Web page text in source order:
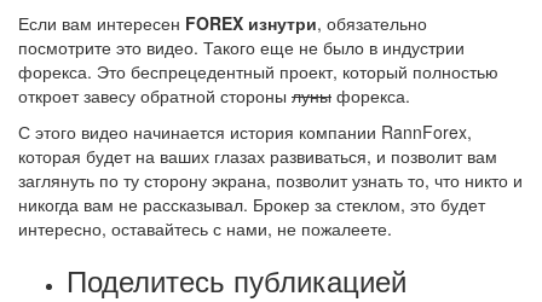
Если вам интересен FOREX изнутри, обязательно
посмотрите это видео. Такого еще не было в индустрии
форекса. Это беспрецедентный проект, который полностью
откроет завесу обратной стороны луны форекса.
С этого видео начинается история компании RannForex,
которая будет на ваших глазах развиваться, и позволит вам
заглянуть по ту сторону экрана, позволит узнать то, что никто и
никогда вам не рассказывал. Брокер за стеклом, это будет
интересно, оставайтесь с нами, не пожалеете.
Поделитесь публикацией